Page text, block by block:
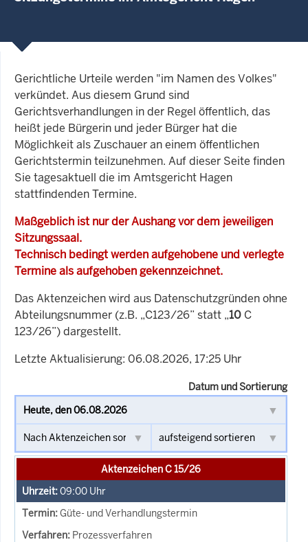
Gerichtliche Urteile werden "im Namen des Volkes"
verkündet. Aus diesem Grund sind
Gerichtsverhandlungen in der Regel öffentlich, das
heißt jede Bürgerin und jeder Bürger hat die
Möglichkeit als Zuschauer an einem öffentlichen
Gerichtstermin teilzunehmen. Auf dieser Seite finden
Sie tagesaktuell die im Amtsgericht Hagen
stattfindenden Termine.
Maßgeblich ist nur der Aushang vor dem jeweiligen
Sitzungssaal.
Technisch bedingt werden aufgehobene und verlegte
Termine als aufgehoben gekennzeichnet.
Das Aktenzeichen wird aus Datenschutzgründen ohne
Abteilungsnummer (z.B. „C123/26” statt „10 C
123/26”) dargestellt.
Letzte Aktualisierung: 06.08.2026, 17:25 Uhr
Datum und Sortierung
Aktenzeichen C 15/26
09:00 Uhr
Güte- und Verhandlungstermin
Prozessverfahren